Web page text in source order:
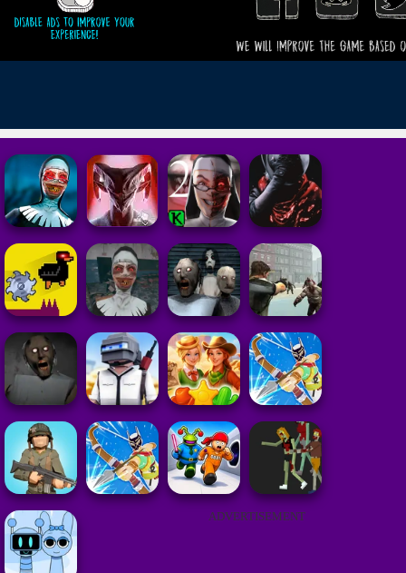
ADVERTISEMENT